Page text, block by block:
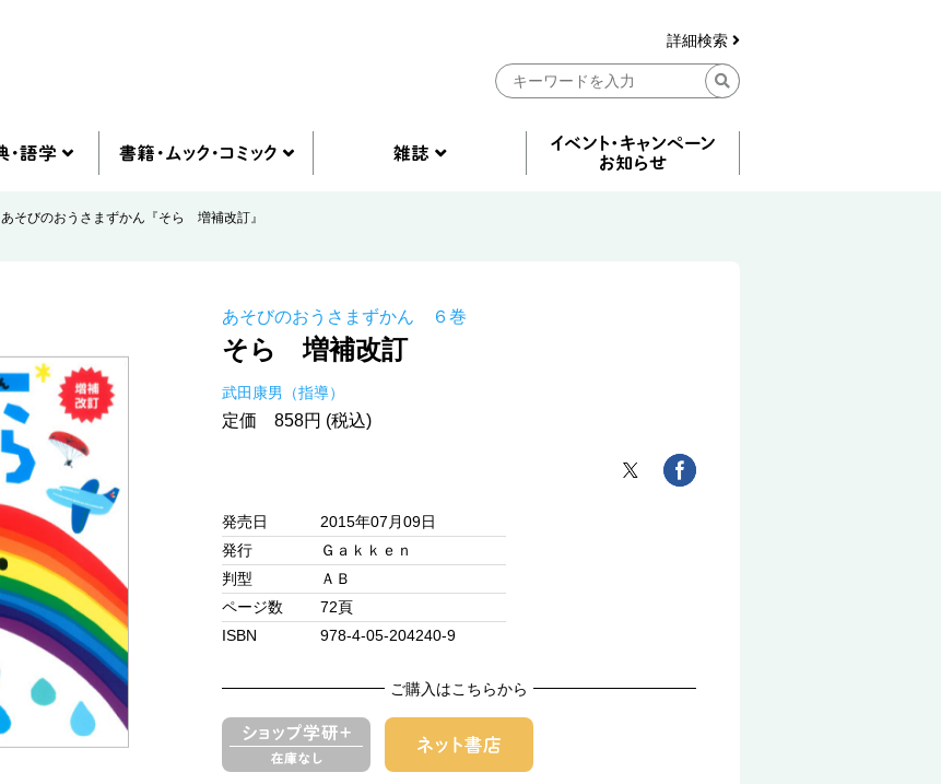
詳細検索
あそびのおうさまずかん『そら 増補改訂』
あそびのおうさまずかん ６巻
そら 増補改訂
武田康男（指導）
定価 858円 (税込)
発売日
2015年07月09日
発行
Ｇａｋｋｅｎ
判型
ＡＢ
ページ数
72頁
ISBN
978-4-05-204240-9
ご購入はこちらから